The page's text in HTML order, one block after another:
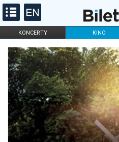
KONCERTY KINO
FILHARMONIA OPERA I BALET
DLA DZIECI
ONLINE